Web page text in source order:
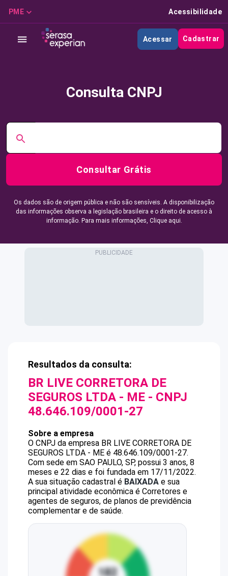
PME Acessibilidade
Acessar Cadastrar
Consulta CNPJ
Consultar Grátis
Os dados são de origem pública e não são sensíveis. A disponibilização
das informações observa a legislação brasileira e o direito de acesso à
informação. Para mais informações, Clique aqui.
Resultados da consulta:
BR LIVE CORRETORA DE
SEGUROS LTDA - ME - CNPJ
48.646.109/0001-27
Sobre a empresa
O CNPJ da empresa BR LIVE CORRETORA DE
SEGUROS LTDA - ME é 48.646.109/0001-27.
Com sede em SAO PAULO, SP, possui 3 anos, 8
meses e 22 dias e foi fundada em 17/11/2022.
A sua situação cadastral é BAIXADA e sua
principal atividade econômica é Corretores e
agentes de seguros, de planos de previdência
complementar e de saúde.